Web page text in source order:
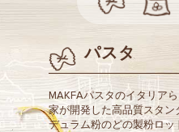
パスタ
MAKFAパスタのイタリア
家が開発した高品質スタン
デュラム粉のどの製粉ロ